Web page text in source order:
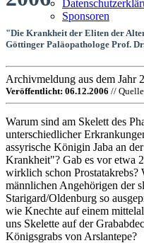
Sponsoren
"Die Krankheit der Eliten der
Göttinger Paläopathologe Prof.
Archivmeldung aus dem Jahr
Veröffentlicht: 06.12.2006 //
Warum sind am Skelett des
unterschiedlicher
assyrische Königin Jaba an
Krankheit"? Gab es vor etwa
wirklich schon Prostatakrebs?
männlichen Angehörigen der
Starigard/Oldenburg so
wie Knechte auf einem
uns Skelette auf der
Königsgrabs von Arslantepe?